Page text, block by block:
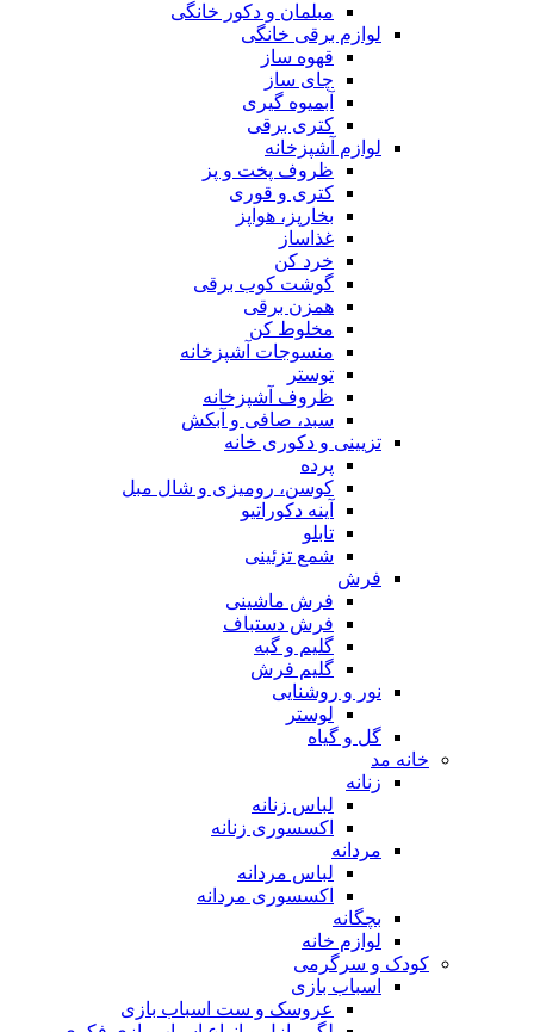
مبلمان و دکور خانگی
لوازم برقی خانگی
قهوه ساز
چای ساز
آبمیوه گیری
کتری برقی
لوازم آشپزخانه
ظروف پخت و پز
کتری و قوری
بخارپز، هواپز
غذاساز
خرد کن
گوشت کوب برقی
همزن برقی
مخلوط کن
منسوجات آشپزخانه
توستر
ظروف آشپزخانه
سبد، صافی و آبکش
تزیینی و دکوری خانه
پرده
کوسن، رومیزی و شال مبل
آینه دکوراتیو
تابلو
شمع تزئینی
فرش
فرش ماشینی
فرش دستباف
گلیم و گبه
گلیم فرش
نور و روشنایی
لوستر
گل و گیاه
خانه مد
زنانه
لباس زنانه
اکسسوری زنانه
مردانه
لباس مردانه
اکسسوری مردانه
بچگانه
لوازم خانه
کودک و سرگرمی
اسباب بازی
عروسک و ست اسباب بازی